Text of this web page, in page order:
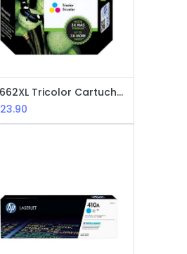
HP 662XL Tricolor Cartuchos de Tinta
23.90